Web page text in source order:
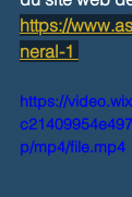
https://
neral-1
https://
p/mp4/file.mp4